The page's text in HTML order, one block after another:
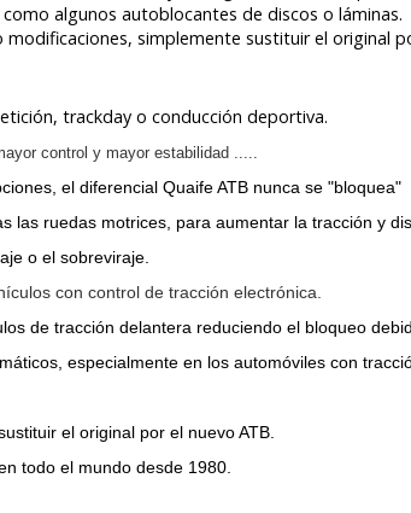
algunos autoblocantes de discos o láminas.
modificaciones, simplemente sustituir el original
trackday o conducción deportiva.
control y mayor estabilidad .....
el diferencial Quaife ATB nunca se "bloquea"
las ruedas motrices, para aumentar la tracción y
o el sobreviraje.
con control de tracción electrónica.
de tracción delantera reduciendo el bloqueo
especialmente en los automóviles con
el original por el nuevo ATB.
todo el mundo desde 1980.